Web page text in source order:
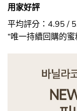
用家好評
平均評分：4.95 /
“唯一持續回購的